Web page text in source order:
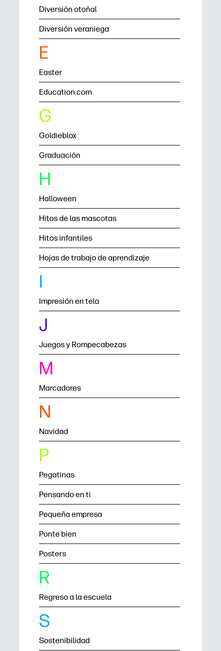
Diversión otoñal
Diversión veraniega
E
Easter
Education.com
G
Goldieblox
Graduación
H
Halloween
Hitos de las mascotas
Hitos infantiles
Hojas de trabajo de aprendizaje
I
Impresión en tela
J
Juegos y Rompecabezas
M
Marcadores
N
Navidad
P
Pegatinas
Pensando en ti
Pequeña empresa
Ponte bien
Posters
R
Regreso a la escuela
S
Sostenibilidad